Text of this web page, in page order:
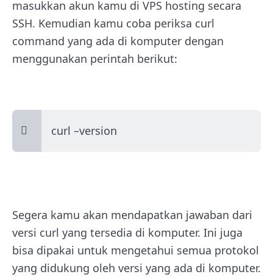
masukkan akun kamu di VPS hosting secara
SSH. Kemudian kamu coba periksa curl
command yang ada di komputer dengan
menggunakan perintah berikut:
curl –version
Segera kamu akan mendapatkan jawaban dari
versi curl yang tersedia di komputer. Ini juga
bisa dipakai untuk mengetahui semua protokol
yang didukung oleh versi yang ada di komputer.